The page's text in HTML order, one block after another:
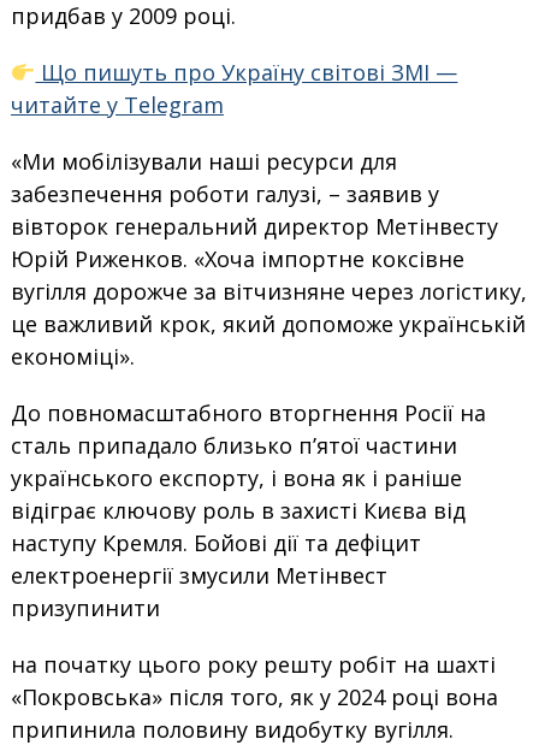
придбав у 2009 році.
Що пишуть про Україну світові ЗМІ —
читайте у Telegram
«Ми мобілізували наші ресурси для
забезпечення роботи галузі, – заявив у
вівторок генеральний директор Метінвесту
Юрій Риженков. «Хоча імпортне коксівне
вугілля дорожче за вітчизняне через логістику,
це важливий крок, який допоможе українській
економіці».
До повномасштабного вторгнення Росії на
сталь припадало близько п’ятої частини
українського експорту, і вона як і раніше
відіграє ключову роль в захисті Києва від
наступу Кремля. Бойові дії та дефіцит
електроенергії змусили Метінвест
призупинити
на початку цього року решту робіт на шахті
«Покровська» після того, як у 2024 році вона
припинила половину видобутку вугілля.